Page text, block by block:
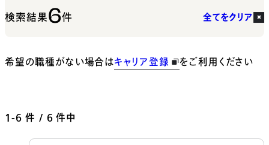
検索結果6件 全てをクリア
希望の職種がない場合はキャリア登録 をご利用ください
1-6 件 / 6 件中